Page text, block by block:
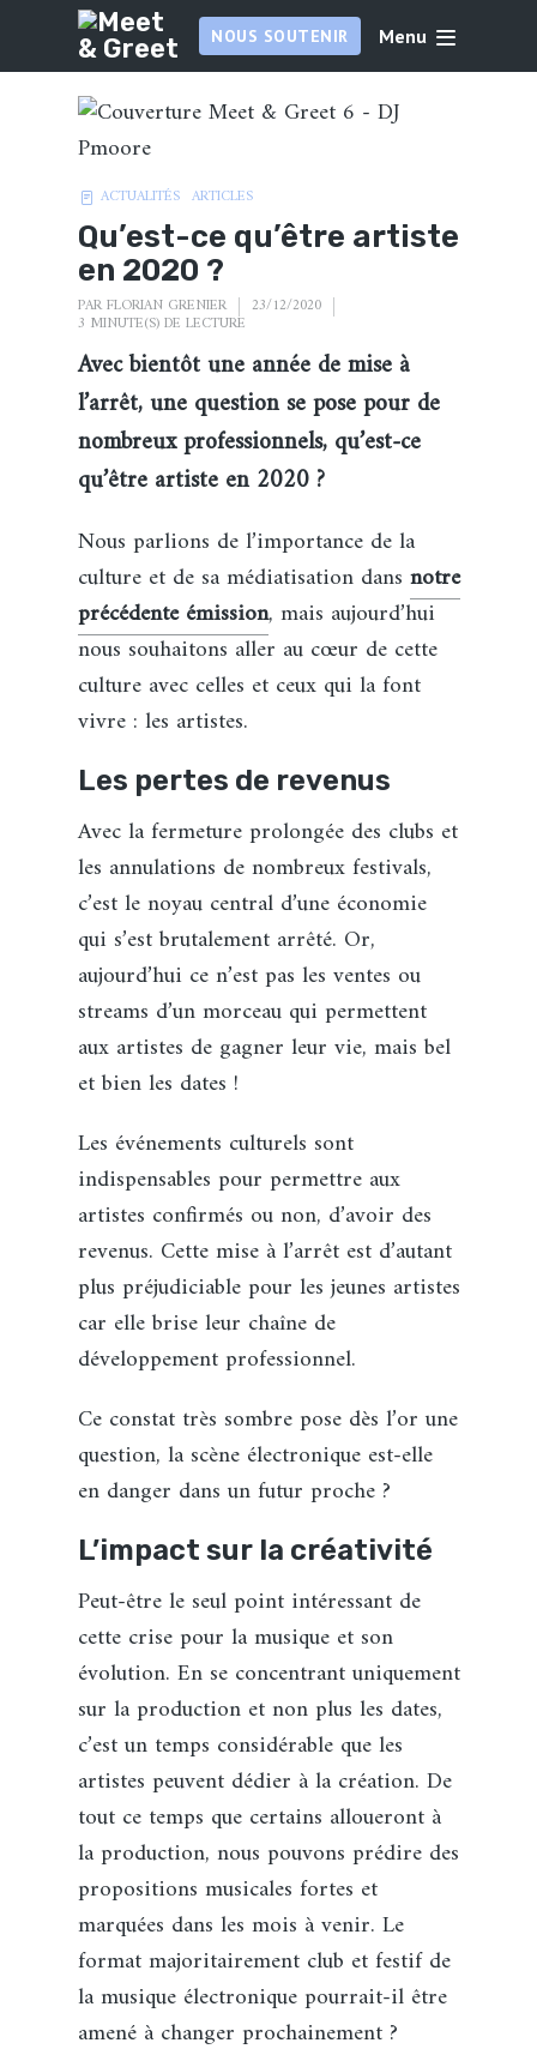
NOUS SOUTENIR Menu
ACTUALITÉS ARTICLES
Qu’est-ce qu’être artiste
en 2020 ?
PARFLORIAN GRENIER 23/12/2020
3 MINUTE(S) DE LECTURE
Avec bientôt une année de mise à
l’arrêt, une question se pose pour de
nombreux professionnels, qu’est-ce
qu’être artiste en 2020 ?
Nous parlions de l’importance de la
culture et de sa médiatisation dans notre
précédente émission, mais aujourd’hui
nous souhaitons aller au cœur de cette
culture avec celles et ceux qui la font
vivre : les artistes.
Les pertes de revenus
Avec la fermeture prolongée des clubs et
les annulations de nombreux festivals,
c’est le noyau central d’une économie
qui s’est brutalement arrêté. Or,
aujourd’hui ce n’est pas les ventes ou
streams d’un morceau qui permettent
aux artistes de gagner leur vie, mais bel
et bien les dates !
Les événements culturels sont
indispensables pour permettre aux
artistes confirmés ou non, d’avoir des
revenus. Cette mise à l’arrêt est d’autant
plus préjudiciable pour les jeunes artistes
car elle brise leur chaîne de
développement professionnel.
Ce constat très sombre pose dès l’or une
question, la scène électronique est-elle
en danger dans un futur proche ?
L’impact sur la créativité
Peut-être le seul point intéressant de
cette crise pour la musique et son
évolution. En se concentrant uniquement
sur la production et non plus les dates,
c’est un temps considérable que les
artistes peuvent dédier à la création. De
tout ce temps que certains alloueront à
la production, nous pouvons prédire des
propositions musicales fortes et
marquées dans les mois à venir. Le
format majoritairement club et festif de
la musique électronique pourrait-il être
amené à changer prochainement ?